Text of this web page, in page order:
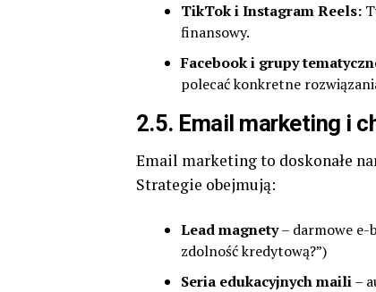
TikTok i Instagram Reels:
finansowy.
Facebook i grupy
polecać konkretne
2.5. Email marketing i
Email marketing to doskonałe
Strategie obejmują:
Lead magnety– darmowe e-
zdolność kredytową?”)
Seria edukacyjnych maili–